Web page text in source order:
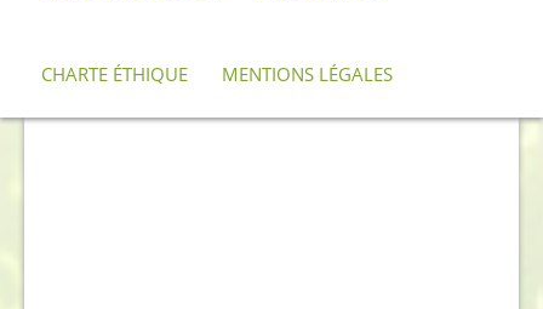
CHARTE ÉTHIQUE MENTIONS LÉGALES